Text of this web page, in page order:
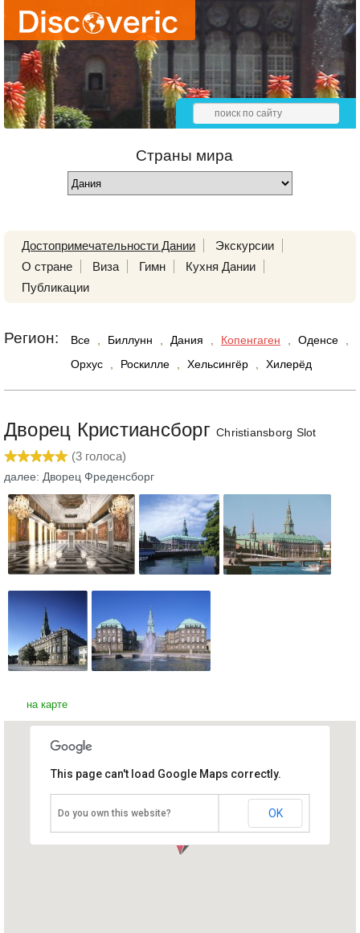
Страны мира
Достопримечательности Дании
Экскурсии
О стране
Виза Гимн
Кухня Дании
Публикации
Регион: Все Биллунн Дания Копенгаген Оденсе
Орхус
Роскилле Хельсингёр Хилерёд
Дворец КристиансборгChristiansborg Slot
(3 голоса)
далее: Дворец Фреденсборг
на карте
Дворец Кристиансборг
This page can't load Google Maps correctly.
Do you own this website? OK